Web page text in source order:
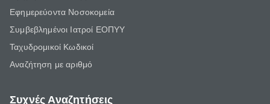
Εφημερεύοντα Νοσοκομεία
Συμβεβλημένοι Ιατροί ΕΟΠΥΥ
Ταχυδρομικοί Κωδικοί
Αναζήτηση με αριθμό
Συχνές Αναζητήσεις